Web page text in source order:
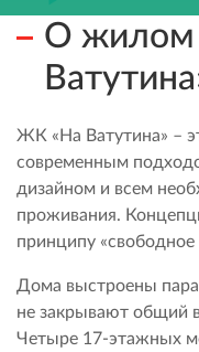
О жилом
ЖК «На Ватутина» –
современным
дизайном и всем
проживания.
принципу «свободное
Дома выстроены
не закрывают общий
Четыре 17-этажных